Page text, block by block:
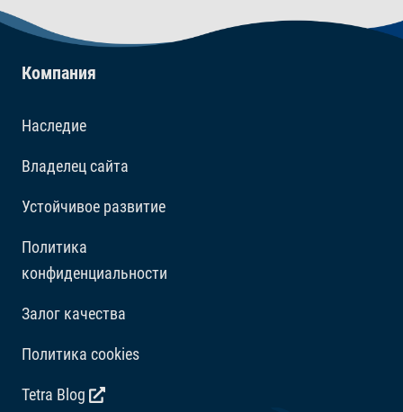
Компания
Наследие
Владелец сайта
Устойчивое развитие
Политика
конфиденциальности
Залог качества
Политика cookies
Tetra Blog